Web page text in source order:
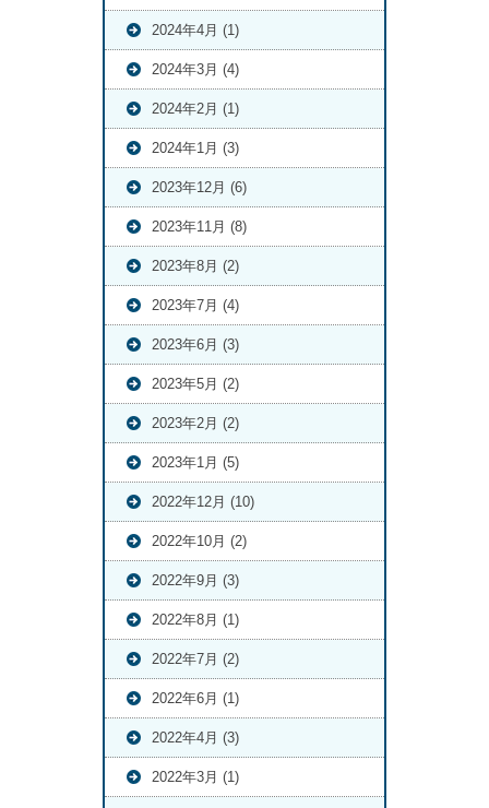
2024年4月 (1)
2024年3月 (4)
2024年2月 (1)
2024年1月 (3)
2023年12月 (6)
2023年11月 (8)
2023年8月 (2)
2023年7月 (4)
2023年6月 (3)
2023年5月 (2)
2023年2月 (2)
2023年1月 (5)
2022年12月 (10)
2022年10月 (2)
2022年9月 (3)
2022年8月 (1)
2022年7月 (2)
2022年6月 (1)
2022年4月 (3)
2022年3月 (1)